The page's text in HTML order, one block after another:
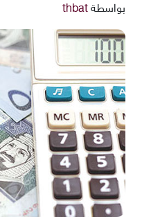
بواسطة thbat